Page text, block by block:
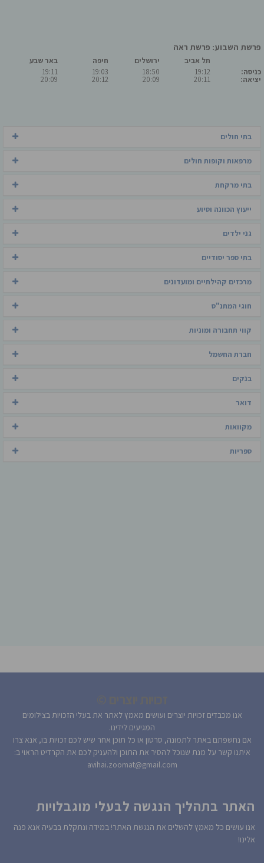
פרשת השבוע: פרשת ראה
כניסה:
יציאה:
תל אביב
19:12
20:11
ירושלים
18:50
20:09
חיפה
19:03
20:12
באר שבע
19:11
20:09
בתי חולים
מרפאות וקופות חולים
בתי מרקחת
ייעוץ הכוונה וסיוע
גני ילדים
בתי ספר יסודיים
מרכזים קהילתיים ומועדונים
חוגי המתנ"ס
קווי תחבורה ומוניות
חברת החשמל
בנקים
דואר
מקוואות
ספריות
אנו מכבדים זכויות יוצרים ועושים מאמץ לאתר את בעלי הזכויות בצילומים
המגיעים לידינו.
אם נחשפתם באתר לתמונה, סרטון או כל תוכן אחר שיש לכם זכויות בו, אנא צרו
איתנו קשר על מנת שנוכל להסיר את התוכן ולהעניק לכם את הקרדיט הראוי ב:
avihai.zoomat@gmail.com
האתר בתהליך הנגשה לבעלי מוגבלויות
אנו עושים כל מאמץ להשלים את הנגשת האתר! במידה ונתקלת בבעיה אנא פנה
אלינו!